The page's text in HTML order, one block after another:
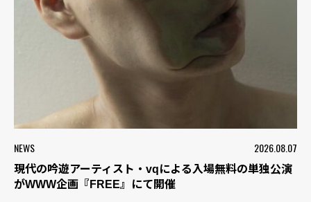
NEWS 2026.08.07
現代の吟遊アーティスト・vqによる入場無料の単独公演
がWWW企画『FREE』にて開催